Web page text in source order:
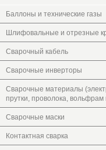
Баллоны и технические газы
Шлифовальные и отрезные
Сварочный кабель
Сварочные инверторы
Сварочные материалы
прутки, проволока,
Сварочные маски
Контактная сварка